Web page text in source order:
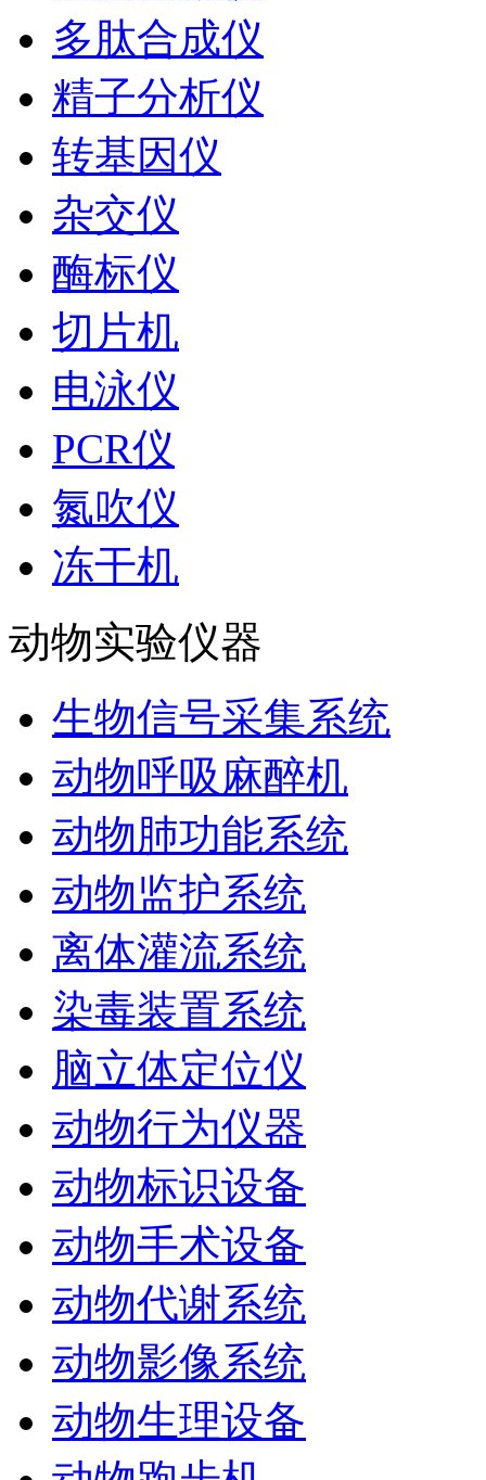
多肽合成仪
精子分析仪
转基因仪
杂交仪
酶标仪
切片机
电泳仪
PCR仪
氮吹仪
冻干机
动物实验仪器
生物信号采集系统
动物呼吸麻醉机
动物肺功能系统
动物监护系统
离体灌流系统
染毒装置系统
脑立体定位仪
动物行为仪器
动物标识设备
动物手术设备
动物代谢系统
动物影像系统
动物生理设备